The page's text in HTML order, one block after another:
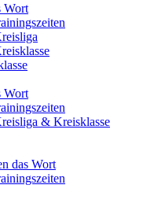
Wort
Wort
& Kreisklasse
das Wort